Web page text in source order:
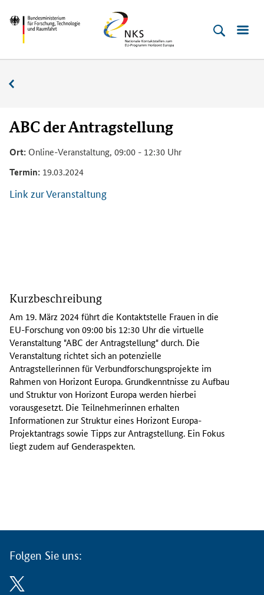
zum
Inhalt
(Eingabetaste)
zum
Hauptmenu
(Eingabetaste)
zur
Suche
(Eingabetaste)
zur
Fußleiste
(Enter)
Bundesministerium
Technologie
Raumfahrt
Horizont
Europa
ABC der Antragstellung
Ort: Online-Veranstaltung, 09:00 - 12:30 Uhr
Termin: 19.03.2024
Link zur Veranstaltung
e
O
n
l
i
n
e
-
V
e
r
a
n
g
r
i
Kurzbeschreibung
Am 19. März 2024 führt die Kontaktstelle Frauen in die
EU-Forschung von 09:00 bis 12:30 Uhr die virtuelle
Veranstaltung "ABC der Antragstellung" durch. Die
Veranstaltung richtet sich an potenzielle
Antragstellerinnen für Verbundforschungsprojekte im
Rahmen von Horizont Europa. Grundkenntnisse zu Aufbau
und Struktur von Horizont Europa werden hierbei
vorausgesetzt. Die Teilnehmerinnen erhalten
Informationen zur Struktur eines Horizont Europa-
Projektantrags sowie Tipps zur Antragstellung. Ein Fokus
liegt zudem auf Genderaspekten.
Folgen Sie uns: